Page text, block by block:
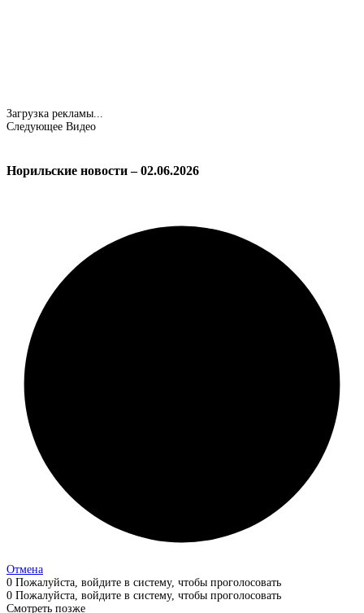
Загрузка рекламы...
Следующее Видео
Норильские новости – 02.06.2026
Отмена
0 Пожалуйста, войдите в систему, чтобы проголосовать
0 Пожалуйста, войдите в систему, чтобы проголосовать
Смотреть позже